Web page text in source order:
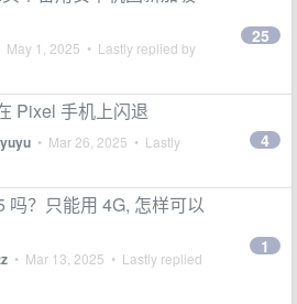
May 1, 2025 • Lastly replied by
25
Pixel 手机上闪退
• Mar 26, 2025 • Lastly
4
吗？只能用 4G, 怎样可以
• Mar 13, 2025 • Lastly replied
1